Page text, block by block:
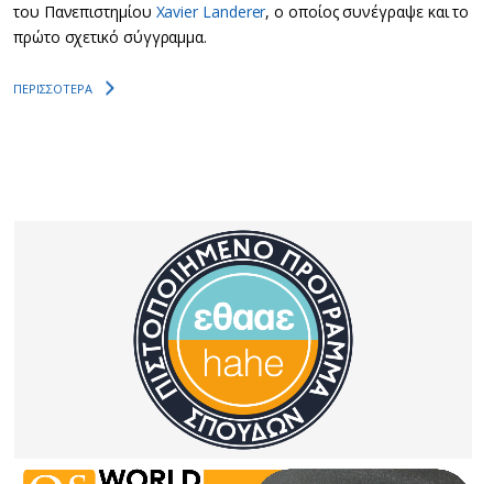
του Πανεπιστημίου Xavier Landerer, ο οποίος συνέγραψε και το
πρώτο σχετικό σύγγραμμα.
ΠΕΡΙΣΣΟΤΕΡΑ